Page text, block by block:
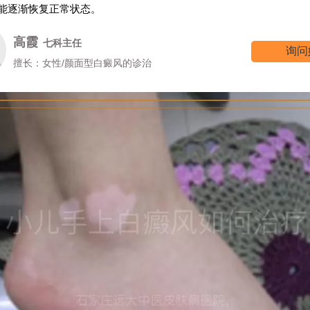
逐渐恢复正常状态。
王树申 一科主任
擅长：外科手术治疗各类白癜风等
询